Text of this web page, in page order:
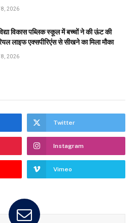
8, 2026
विकास पब्लिक स्कूल में बच्चों ने की ऊंट की
लाइफ एक्सपीरिएंस से सीखने का मिला मौका
8, 2026
Twitter
Instagram
Vimeo